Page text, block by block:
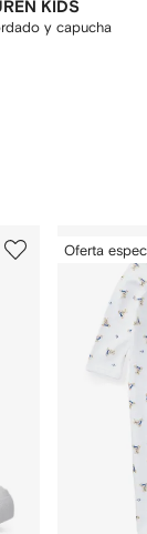
KIDS
y capucha
de
Oferta